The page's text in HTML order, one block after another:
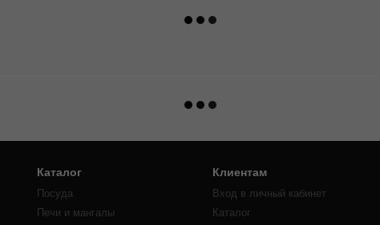
Каталог
Посуда
Печи и мангалы
Клиентам
Вход в личный кабинет
Каталог